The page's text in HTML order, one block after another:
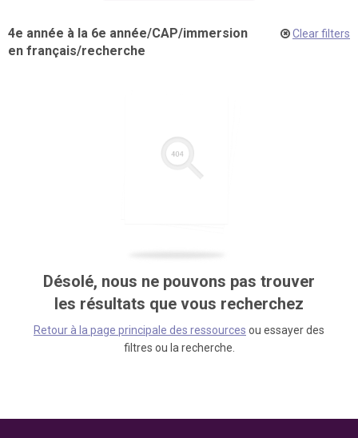
4e année à la 6e année/CAP/immersion
en français/recherche
Clear filters
Désolé, nous ne pouvons pas trouver
les résultats que vous recherchez
Retour à la page principale des ressources ou essayer des
filtres ou la recherche.